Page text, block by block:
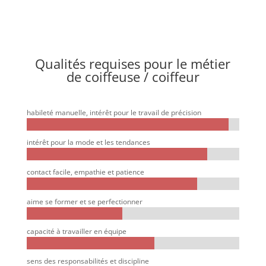
Qualités requises pour le métier
de coiffeuse / coiffeur
habileté manuelle, intérêt pour le travail de précision
intérêt pour la mode et les tendances
contact facile, empathie et patience
aime se former et se perfectionner
capacité à travailler en équipe
sens des responsabilités et discipline